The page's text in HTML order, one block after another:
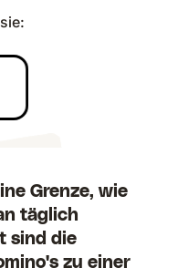
Grenze, wie
täglich
sind die
zu einer